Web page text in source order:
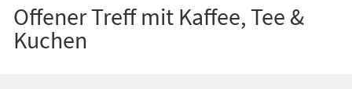
Offener Treff mit Kaffee, Tee &
Kuchen